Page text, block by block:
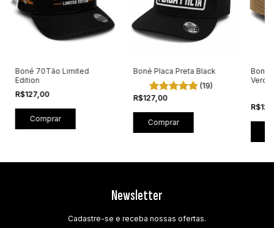
Boné 70Tão Limited
Edition
R$127,00
Boné Placa Preta Black
(19)
R$127,00
Comprar
Boné
Verde
Newsletter
Cadastre-se e receba nossas ofertas.